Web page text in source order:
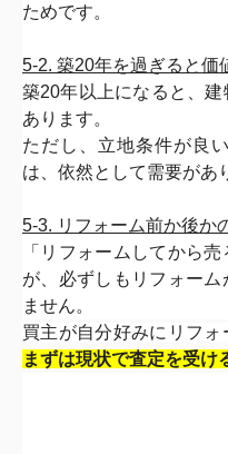
ためです。
5-2. 築20年を過ぎると価
築20年以上になると、建
あります。
ただし、立地条件が良
は、 依然として需要があ
5-3. リフォーム前か後か
「リフォームしてから
が、 必ずしもリフォーム
ません。
買主が自分好みにリフォ
まずは現状で査定を受け